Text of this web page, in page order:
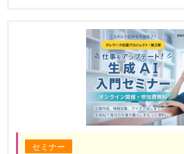
セミナー